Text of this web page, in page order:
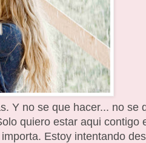
Y no se que hacer... no se
quiero estar aqui contigo
Estoy intentando